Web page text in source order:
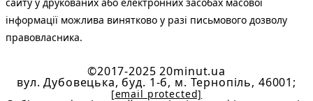
інформації можлива винятково у разі письмового дозволу
правовласника.
©2017-2025 20minut.ua
вул. Дубовецька, буд. 1-б, м. Тернопіль, 46001;
[email protected]